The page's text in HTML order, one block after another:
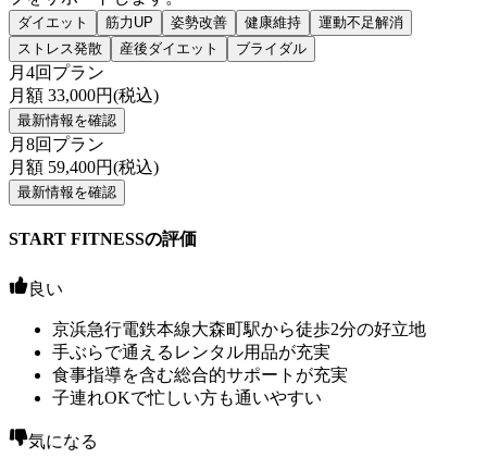
ダイエット 筋力UP 姿勢改善 健康維持
運動不足解消
ストレス発散
産後ダイエット ブライダル
月4回プラン
月額 33,000円(税込)
最新情報を確認
月8回プラン
月額 59,400円(税込)
最新情報を確認
START FITNESSの評価
良い
京浜急行電鉄本線大森町駅から徒歩2分の好立地
手ぶらで通えるレンタル用品が充実
食事指導を含む総合的サポートが充実
子連れOKで忙しい方も通いやすい
気になる